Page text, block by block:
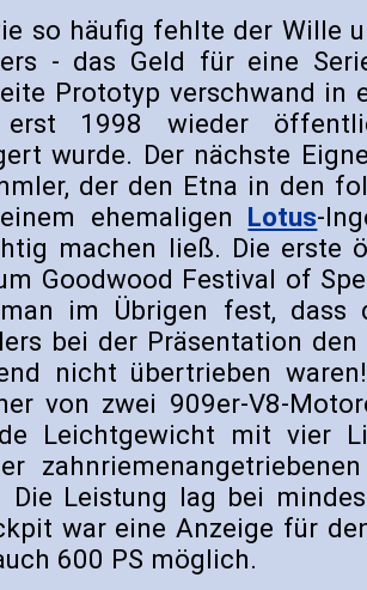
so häufig fehlte der Wille
- das Geld für eine
Prototyp verschwand in
erst 1998 wieder
wurde. Der nächste
der den Etna in den
ehemaligen Lotus-
machen ließ. Die erste
Goodwood Festival of
im Übrigen fest, dass
bei der Präsentation
nicht übertrieben
von zwei 909er-V8-
Leichtgewicht mit vier
Die Leistung lag bei
war eine Anzeige für
600 PS möglich.